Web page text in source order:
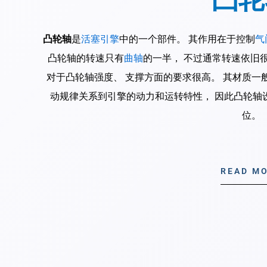
凸轮轴是活塞引擎中的一个部件。 其作用在于控制气
凸轮轴的转速只有曲轴的一半， 不过通常转速依旧
对于凸轮轴强度、 支撑方面的要求很高。 其材质一
动规律关系到引擎的动力和运转特性， 因此凸轮
位。
READ